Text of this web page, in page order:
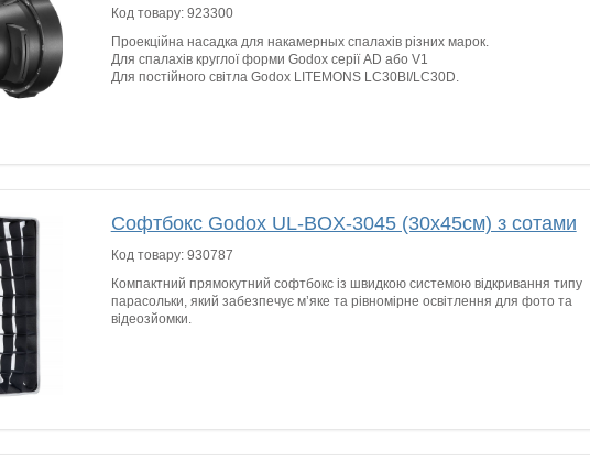
Код товару: 923300
Проекційна насадка для накамерных спалахів різних марок.
Для спалахів круглої форми Godox серії AD або V1
Для постійного світла Godox LITEMONS LC30BI/LC30D.
Софтбокс Godox UL-BOX-3045 (30x45см) з сотами
Код товару: 930787
Компактний прямокутний софтбокс із швидкою системою відкривання типу
парасольки, який забезпечує м’яке та рівномірне освітлення для фото та
відеозйомки.